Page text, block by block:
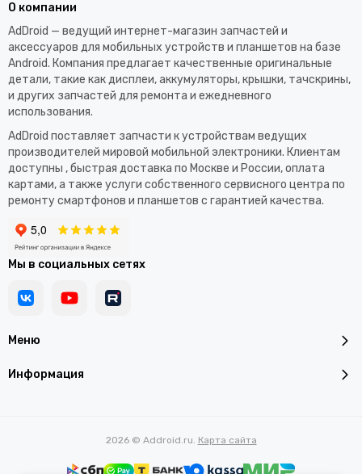
Меню
Информация
О компании
AdDroid — ведущий интернет-магазин запчастей и
аксессуаров для мобильных устройств и планшетов на базе
Android. Компания предлагает качественные оригинальные
детали, такие как дисплеи, аккумуляторы, крышки, тачскрины,
и других запчастей для ремонта и ежедневного
использования.​
AdDroid поставляет запчасти к устройствам ведущих
производителей мировой мобильной электроники. Клиентам
доступны , быстрая доставка по Москве и России, оплата
картами, а также услуги собственного сервисного центра по
ремонту смартфонов и планшетов с гарантией качества.
Мы в социальных сетях
2026 © Addroid.ru. Карта сайта